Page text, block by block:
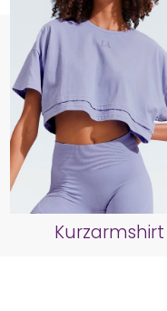
Kurzarmshirt